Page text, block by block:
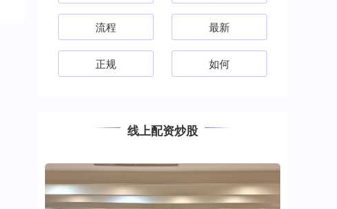
流程 最新
正规 如何
线上配资炒股